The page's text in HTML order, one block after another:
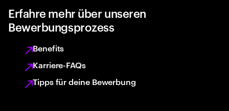
Erfahre mehr über unseren
Bewerbungsprozess
Benefits
Karriere-FAQs
Tipps für deine Bewerbung